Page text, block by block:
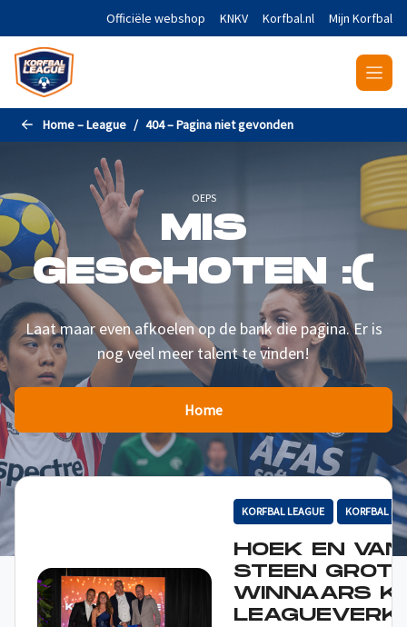
Naar de hoofdinhoud gaanOfficiële webshop KNKV Korfbal.nl Mijn Korfbal
Home – League 404 – Pagina niet gevonden
OEPS
MIS
GESCHOTEN :(
Laat maar even afkoelen op de bank die pagina. Er is
nog veel meer talent te vinden!
Home
KORFBAL LEAGUE KORFBAL
HOEK EN VAN
STEEN
WINNAARS